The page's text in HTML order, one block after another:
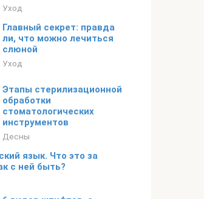
Уход
Главный секрет: правда
ли, что можно лечиться
слюной
Уход
Этапы стерилизационной
обработки
стоматологических
инструментов
Десны
язык. Что это за
с ней быть?